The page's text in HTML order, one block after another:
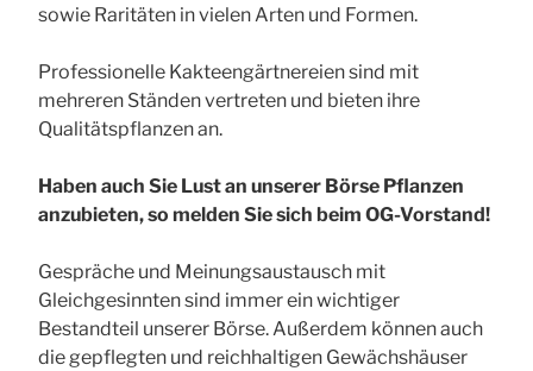
sowie Raritäten in vielen Arten und Formen.
Professionelle Kakteengärtnereien sind mit
mehreren Ständen vertreten und bieten ihre
Qualitätspflanzen an.
Haben auch Sie Lust an unserer Börse Pflanzen
anzubieten, so melden Sie sich beim OG-Vorstand!
Gespräche und Meinungsaustausch mit
Gleichgesinnten sind immer ein wichtiger
Bestandteil unserer Börse. Außerdem können auch
die gepflegten und reichhaltigen Gewächshäuser